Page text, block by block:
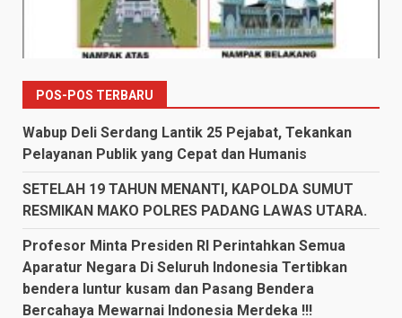
POS-POS TERBARU
Wabup Deli Serdang Lantik 25 Pejabat, Tekankan
Pelayanan Publik yang Cepat dan Humanis
SETELAH 19 TAHUN MENANTI, KAPOLDA SUMUT
RESMIKAN MAKO POLRES PADANG LAWAS UTARA.
Profesor Minta Presiden RI Perintahkan Semua
Aparatur Negara Di Seluruh Indonesia Tertibkan
bendera luntur kusam dan Pasang Bendera
Bercahaya Mewarnai Indonesia Merdeka !!!